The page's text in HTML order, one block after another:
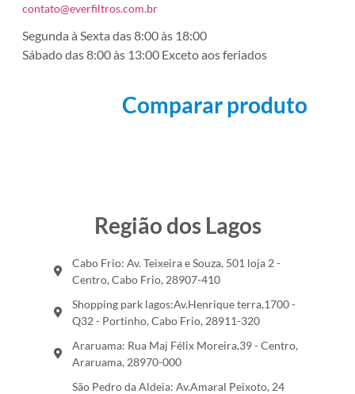
contato@everfiltros.com.br
Segunda à Sexta das 8:00 às 18:00
Sábado das 8:00 às 13:00 Exceto aos feriados
Comparar produto
Região dos Lagos
Cabo Frio: Av. Teixeira e Souza, 501 loja 2 -
Centro, Cabo Frio, 28907-410
Shopping park lagos:Av.Henrique terra,1700 -
Q32 - Portinho, Cabo Frio, 28911-320
Araruama: Rua Maj Félix Moreira,39 - Centro,
Araruama, 28970-000
São Pedro da Aldeia: Av.Amaral Peixoto, 24